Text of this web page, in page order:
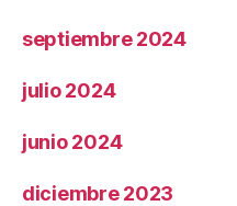
septiembre 2024
julio 2024
junio 2024
diciembre 2023